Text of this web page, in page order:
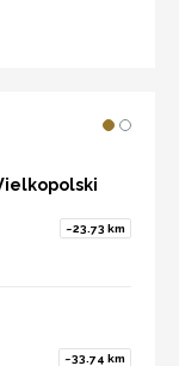
~23.73 km
~33.74 km